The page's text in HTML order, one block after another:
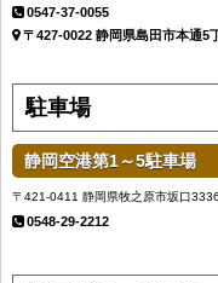
0547-37-0055
〒427-0022 静岡県島田市本通5
駐車場
静岡空港第1～5駐車場
〒421-0411 静岡県牧之原市坂口
0548-29-2212